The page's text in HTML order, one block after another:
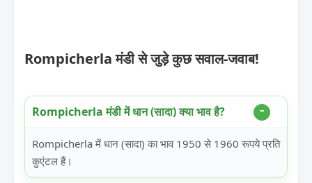
Rompicherla मंडी से जुड़े कुछ सवाल-जवाब!
Rompicherla मंडी में धान (सादा) क्या भाव है?
Rompicherla में धान (सादा) का भाव 1950 से 1960 रूपये प्रति
कुएंटल हैं।